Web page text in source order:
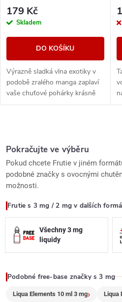
179 Kč
Skladem
DO KOŠÍKU
Výrazně sladká vlna exotiky v
podobě zralého manga zaplaví
vaše chuťové pohárky krásně
ovocnou příchutí společně se
v
l
á
d
c
í
p
Pokračujte ve výběru
Pokud chcete Frutie v jiném
podobné značky s ovocnými
možnosti.
Frutie s 3 mg / 2 mg v dalších
Všechny 3 mg
liquidy
Podobné free-base značky s 3 mg
Liqua Elements 10 ml 3 mg Liqua